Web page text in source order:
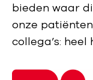
bieden waar
onze
collega’s: